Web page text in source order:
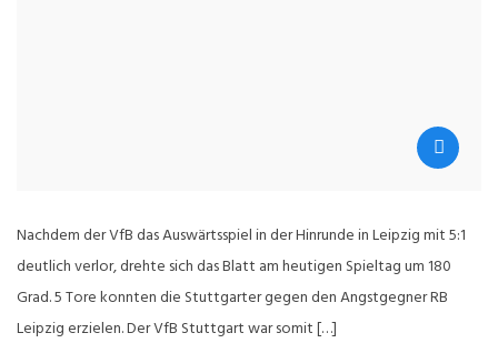
Nachdem der VfB das Auswärtsspiel in der Hinrunde in Leipzig mit 5:1
deutlich verlor, drehte sich das Blatt am heutigen Spieltag um 180
Grad. 5 Tore konnten die Stuttgarter gegen den Angstgegner RB
Leipzig erzielen. Der VfB Stuttgart war somit […]